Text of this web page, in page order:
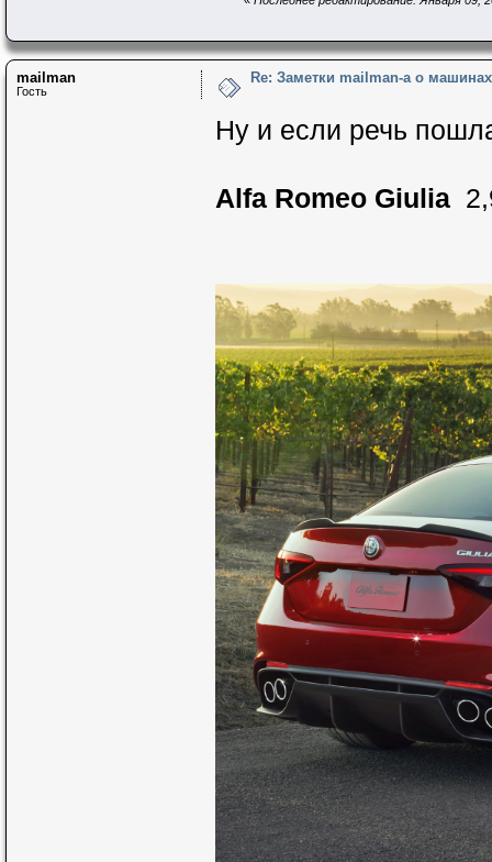
mailman
Гость
Re: Заметки mailman-a о
Ну и если речь
Alfa Romeo Giulia